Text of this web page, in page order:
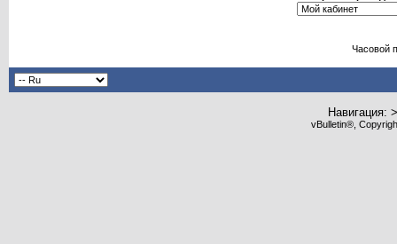
Часовой
Навигация:
vBulletin®,